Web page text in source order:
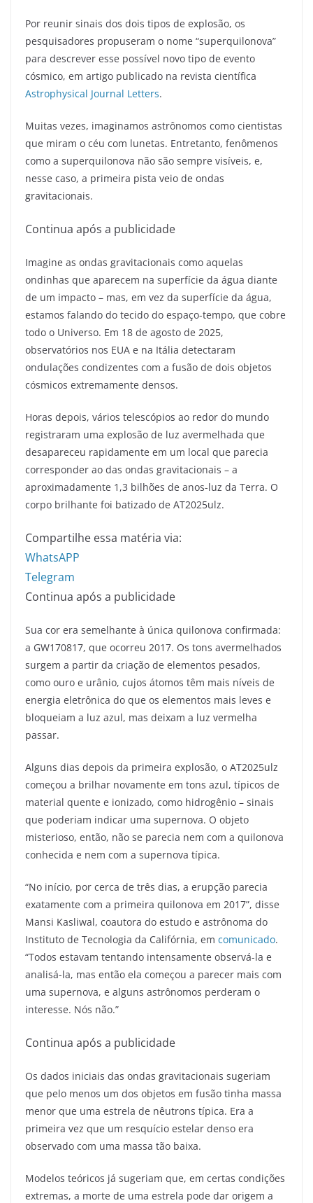
Por reunir sinais dos dois tipos de explosão, os
pesquisadores propuseram o nome “superquilonova”
para descrever esse possível novo tipo de evento
cósmico, em artigo publicado na revista científica
Astrophysical Journal Letters.
Muitas vezes, imaginamos astrônomos como cientistas
que miram o céu com lunetas. Entretanto, fenômenos
como a superquilonova não são sempre visíveis, e,
nesse caso, a primeira pista veio de ondas
gravitacionais.
Continua após a publicidade
Imagine as ondas gravitacionais como aquelas
ondinhas que aparecem na superfície da água diante
de um impacto – mas, em vez da superfície da água,
estamos falando do tecido do espaço-tempo, que cobre
todo o Universo. Em 18 de agosto de 2025,
observatórios nos EUA e na Itália detectaram
ondulações condizentes com a fusão de dois objetos
cósmicos extremamente densos.
Horas depois, vários telescópios ao redor do mundo
registraram uma explosão de luz avermelhada que
desapareceu rapidamente em um local que parecia
corresponder ao das ondas gravitacionais – a
aproximadamente 1,3 bilhões de anos-luz da Terra. O
corpo brilhante foi batizado de AT2025ulz.
Compartilhe essa matéria via:
WhatsAPP
Telegram
Continua após a publicidade
Sua cor era semelhante à única quilonova confirmada:
a GW170817, que ocorreu 2017. Os tons avermelhados
surgem a partir da criação de elementos pesados,
como ouro e urânio, cujos átomos têm mais níveis de
energia eletrônica do que os elementos mais leves e
bloqueiam a luz azul, mas deixam a luz vermelha
passar.
Alguns dias depois da primeira explosão, o AT2025ulz
começou a brilhar novamente em tons azul, típicos de
material quente e ionizado, como hidrogênio – sinais
que poderiam indicar uma supernova. O objeto
misterioso, então, não se parecia nem com a quilonova
conhecida e nem com a supernova típica.
“No início, por cerca de três dias, a erupção parecia
exatamente com a primeira quilonova em 2017”, disse
Mansi Kasliwal, coautora do estudo e astrônoma do
Instituto de Tecnologia da Califórnia, em comunicado.
“Todos estavam tentando intensamente observá-la e
analisá-la, mas então ela começou a parecer mais com
uma supernova, e alguns astrônomos perderam o
interesse. Nós não.”
Continua após a publicidade
Os dados iniciais das ondas gravitacionais sugeriam
que pelo menos um dos objetos em fusão tinha massa
menor que uma estrela de nêutrons típica. Era a
primeira vez que um resquício estelar denso era
observado com uma massa tão baixa.
Modelos teóricos já sugeriam que, em certas condições
extremas, a morte de uma estrela pode dar origem a